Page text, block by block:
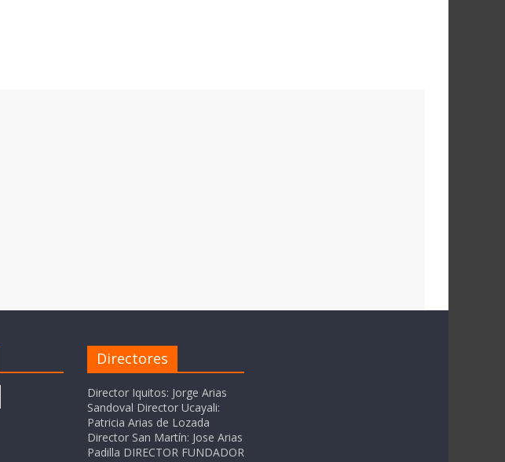
Directores
Director Iquitos: Jorge Arias
Sandoval Director Ucayali:
Patricia Arias de Lozada
Director San Martín: Jose Arias
Padilla DIRECTOR FUNDADOR